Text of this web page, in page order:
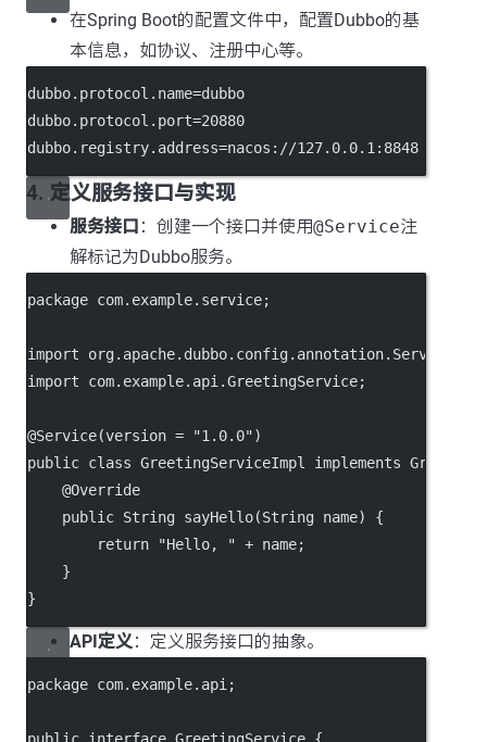
在Spring Boot的配置文件中，配置Dubbo的基
本信息，如协议、注册中心等。
dubbo.protocol.name=dubbo
dubbo.protocol.port=20880
dubbo.registry.address=nacos://127.0.0.1:8848
4. 定义服务接口与实现
服务接口 ：创建一个接口并使用@Service注
解标记为Dubbo服务。
package com.example.service;
import org.apache.dubbo.config.annotation.Service;
import com.example.api.GreetingService;
@Service(version = "1.0.0")
public class GreetingServiceImpl implements
    @
Override
public String sayHello(String name) {
return
"Hello, " + name;
    }
}
API定义：定义服务接口的抽象。
package com.example.api;